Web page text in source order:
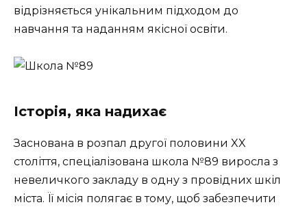
відрізняється унікальним підходом до
навчання та наданням якісної освіти.
Історія, яка надихає
Заснована в розпал другої половини XX
століття, спеціалізована школа №89 виросла з
невеличкого закладу в одну з провідних шкіл
міста. Її місія полягає в тому, щоб забезпечити